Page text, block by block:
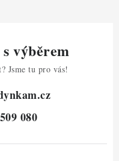
výběrem
Jsme tu pro vás!
080